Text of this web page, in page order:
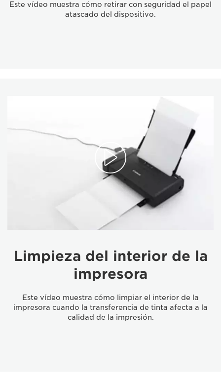
Este vídeo muestra cómo retirar con seguridad el papel
atascado del dispositivo.
Limpieza del interior de la
impresora
Este vídeo muestra cómo limpiar el interior de la
impresora cuando la transferencia de tinta afecta a la
calidad de la impresión.